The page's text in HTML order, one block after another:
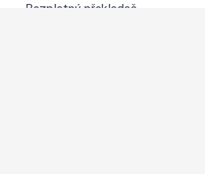
Bezplatný překladač